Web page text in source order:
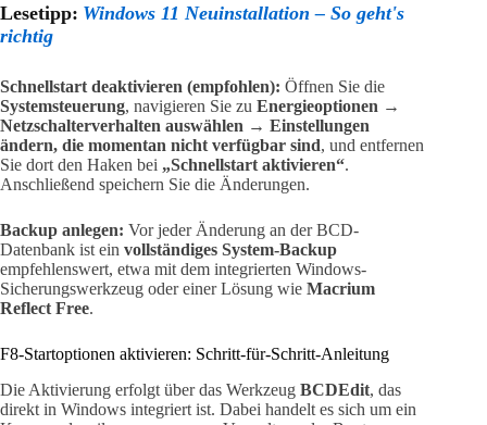
Lesetipp: Windows 11 Neuinstallation – So geht's
richtig
Schnellstart deaktivieren (empfohlen): Öffnen Sie die
Systemsteuerung, navigieren Sie zu Energieoptionen →
Netzschalterverhalten auswählen → Einstellungen
ändern, die momentan nicht verfügbar sind, und entfernen
Sie dort den Haken bei „Schnellstart aktivieren“.
Anschließend speichern Sie die Änderungen.
Backup anlegen: Vor jeder Änderung an der BCD-
Datenbank ist ein vollständiges System-Backup
empfehlenswert, etwa mit dem integrierten Windows-
Sicherungswerkzeug oder einer Lösung wie Macrium
Reflect Free.
F8-Startoptionen aktivieren: Schritt-für-Schritt-Anleitung
Die Aktivierung erfolgt über das Werkzeug BCDEdit, das
direkt in Windows integriert ist. Dabei handelt es sich um ein